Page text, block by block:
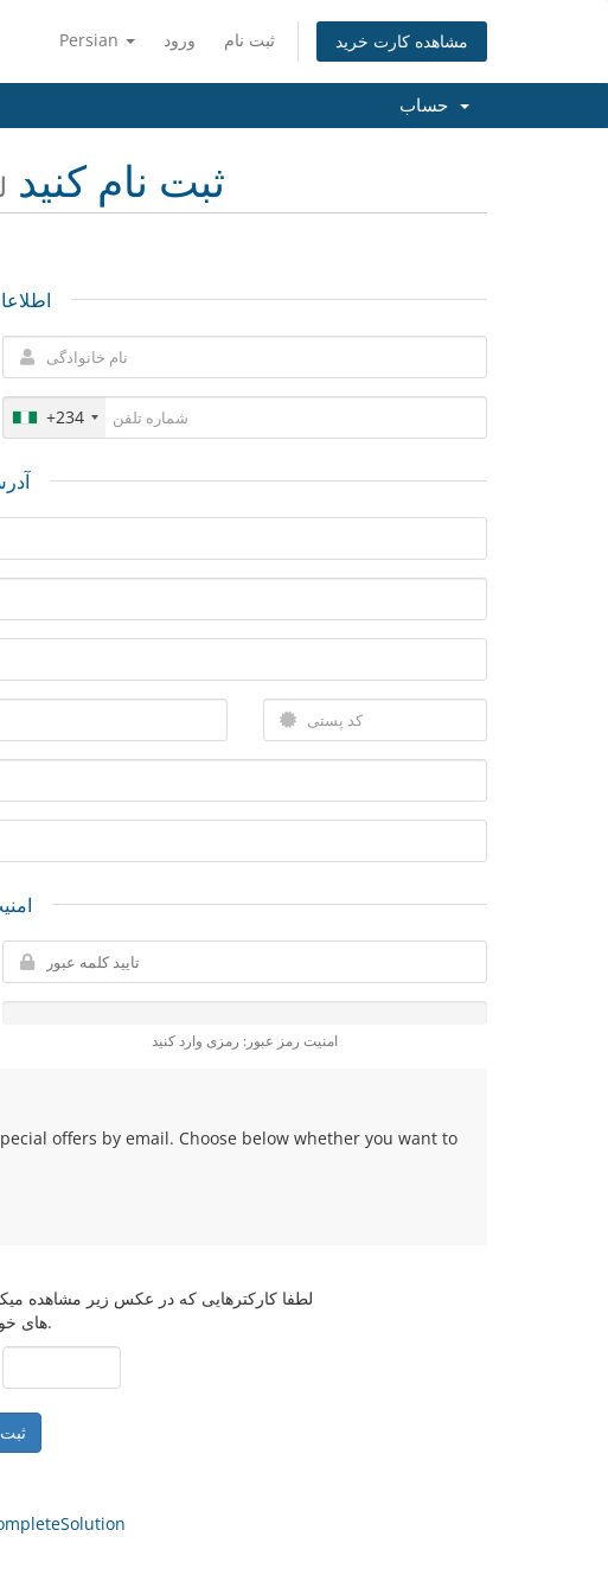
Persian ورود ثبت نام مشاهده کارت خرید
ثبت نام کنید
+234
امنیت رمز عبور: رمزی وارد کنید
offers by email. Choose below whether you want to
لطفا کارکترهایی که در عکس زیر مشاهده
های خودکار میباشد.